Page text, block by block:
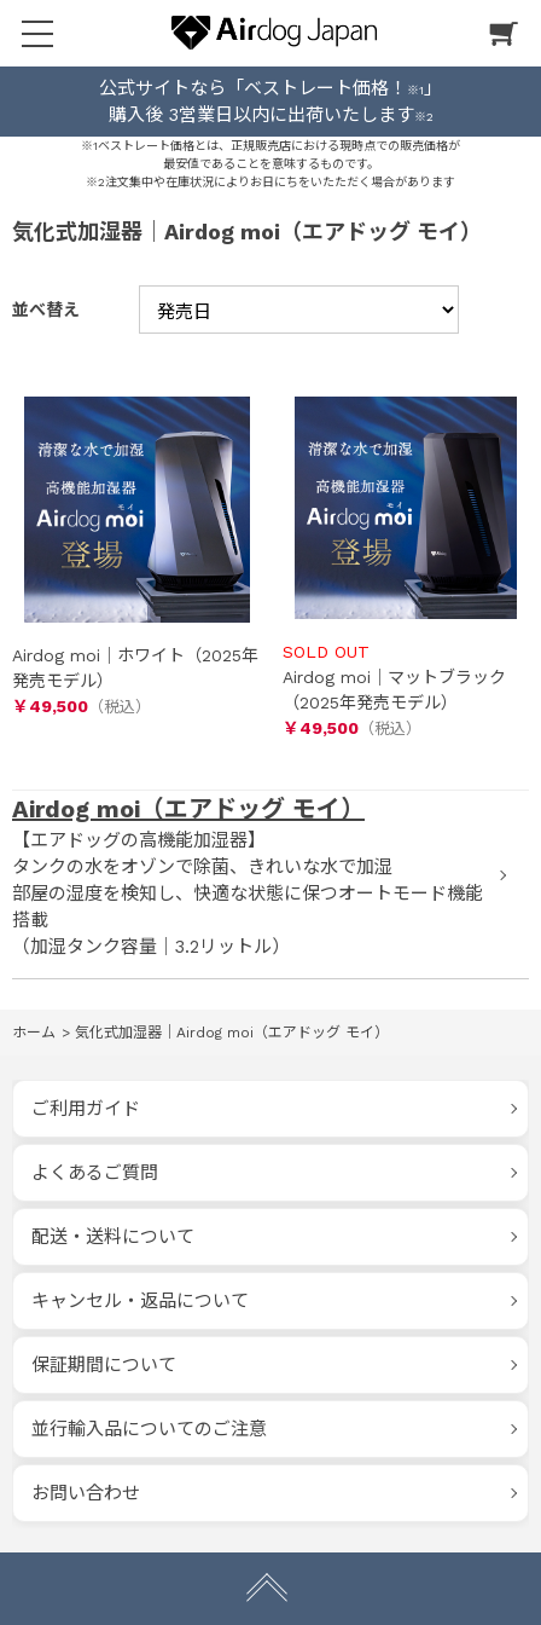
公式サイトなら「ベストレート価格！ ※1 」
購入後 3営業日以内に出荷いたします※2
※1ベストレート価格とは、正規販売店における現時点での販売価格が
最安値であることを意味するものです。
※2注文集中や在庫状況によりお日にちをいたただく場合があります
気化式加湿器｜Airdog moi（エアドッグ モイ）
並べ替え
Airdog moi｜ホワイト（2025年
発売モデル）
￥49,500
SOLD OUT
Airdog moi｜マットブラック
（2025年発売モデル）
￥49,500
Airdog moi（エアドッグ モイ）
【エアドッグの高機能加湿器】
タンクの水をオゾンで除菌、きれいな水で加湿
部屋の湿度を検知し、快適な状態に保つオートモード機能
搭載
（加湿タンク容量｜3.2リットル）
ホーム > 気化式加湿器｜Airdog moi（エアドッグ モイ）
ご利用ガイド
よくあるご質問
配送・送料について
キャンセル・返品について
保証期間について
並行輸入品についてのご注意
お問い合わせ